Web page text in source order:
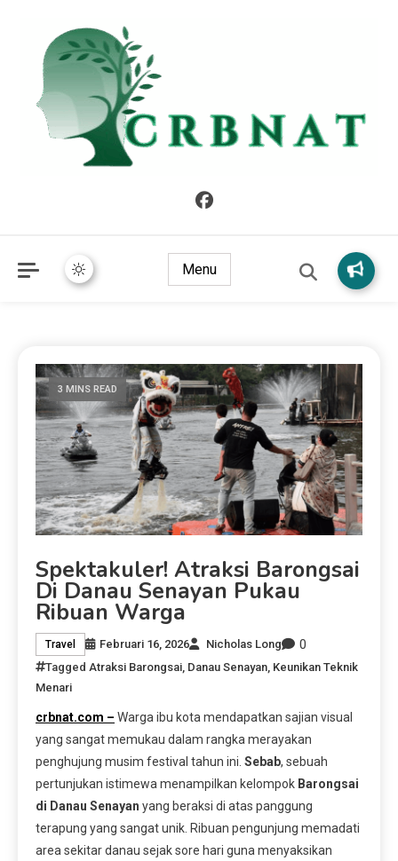
Menu
3 MINS READ
Spektakuler! Atraksi Barongsai
Di Danau Senayan Pukau
Ribuan Warga
Travel Februari 16, 2026 Nicholas Long 0
Tagged Atraksi Barongsai Danau Senayan Keunikan Teknik
Menari
crbnat.com – Warga ibu kota mendapatkan sajian visual
yang sangat memukau dalam rangka merayakan
penghujung musim festival tahun ini. Sebab, sebuah
pertunjukan istimewa menampilkan kelompok Barongsai
di Danau Senayan yang beraksi di atas panggung
terapung yang sangat unik. Ribuan pengunjung memadati
area sekitar danau sejak sore hari guna menyaksikan